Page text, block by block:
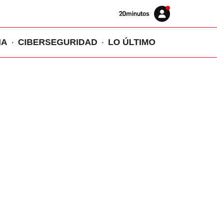
Volver
Iniciar
sesión
CIBERSEGURIDAD LO ÚLTIMO